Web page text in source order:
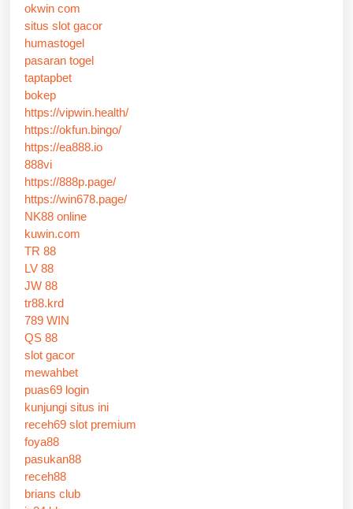
okwin com
situs slot gacor
humastogel
pasaran togel
taptapbet
bokep
https://vipwin.health/
https://okfun.bingo/
https://ea888.io
888vi
https://888p.page/
https://win678.page/
NK88 online
kuwin.com
TR 88
LV 88
JW 88
tr88.krd
789 WIN
QS 88
slot gacor
mewahbet
puas69 login
kunjungi situs ini
receh69 slot premium
foya88
pasukan88
receh88
brians club